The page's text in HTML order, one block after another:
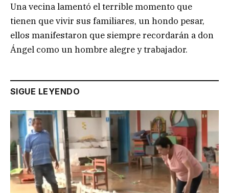
Una vecina lamentó el terrible momento que
tienen que vivir sus familiares, un hondo pesar,
ellos manifestaron que siempre recordarán a don
Ángel como un hombre alegre y trabajador.
SIGUE LEYENDO